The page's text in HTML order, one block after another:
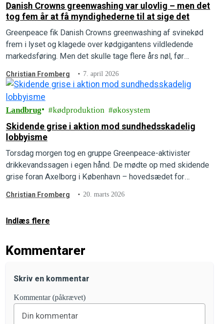
Danish Crowns greenwashing var ulovlig – men det
tog fem år at få myndighederne til at sige det
Greenpeace fik Danish Crowns greenwashing af svinekød
frem i lyset og klagede over kødgigantens vildledende
markedsføring. Men det skulle tage flere års nøl, før
Christian Fromberg 7. april 2026
Landbrug kødproduktion økosystem
Skidende grise i aktion mod sundhedsskadelig
lobbyisme
Torsdag morgen tog en gruppe Greenpeace-aktivister
drikkevandssagen i egen hånd. De mødte op med skidende
grise foran Axelborg i København – hovedsædet for
reklamer med store, røde advarselssymboler.
Christian Fromberg 20. marts 2026
Indlæs flere
Kommentarer
Skriv en kommentar
Kommentar (påkrævet)